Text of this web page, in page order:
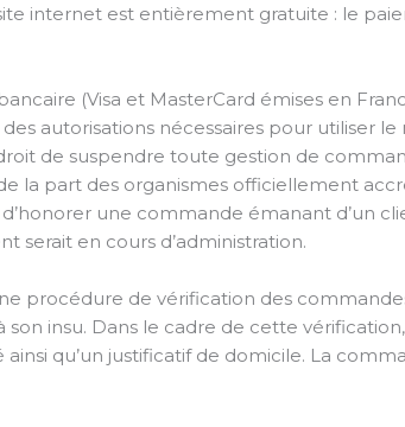
internet est entièrement gratuite : le
(Visa et MasterCard émises en
autorisations nécessaires pour utiliser
de suspendre toute gestion de
la part des organismes officiellement
une commande émanant d’un
serait en cours d’administration.
procédure de vérification des
insu. Dans le cadre de cette
qu’un justificatif de domicile. La